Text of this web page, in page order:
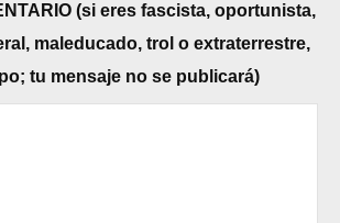
(si eres fascista, oportunista,
maleducado, trol o extraterrestre,
tu mensaje no se publicará)